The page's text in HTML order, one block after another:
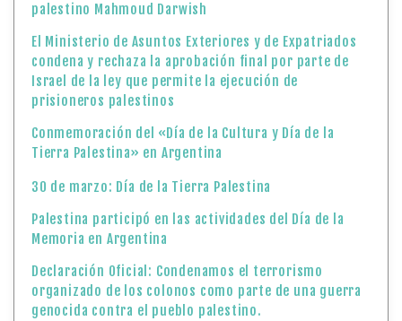
palestino Mahmoud Darwish
El Ministerio de Asuntos Exteriores y de Expatriados
condena y rechaza la aprobación final por parte de
Israel de la ley que permite la ejecución de
prisioneros palestinos
Conmemoración del «Día de la Cultura y Día de la
Tierra Palestina» en Argentina
30 de marzo: Día de la Tierra Palestina
Palestina participó en las actividades del Día de la
Memoria en Argentina
Declaración Oficial: Condenamos el terrorismo
organizado de los colonos como parte de una guerra
genocida contra el pueblo palestino.